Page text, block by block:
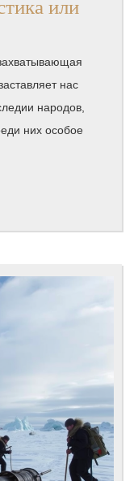
или
правда?
нас
народов,
них особое